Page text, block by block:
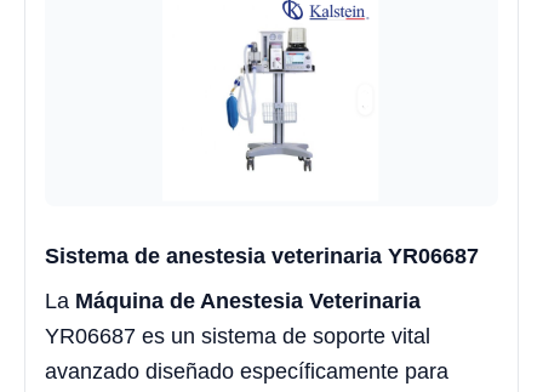
Sistema de anestesia veterinaria YR06687
La Máquina de Anestesia Veterinaria
YR06687 es un sistema de soporte vital
avanzado diseñado específicamente para